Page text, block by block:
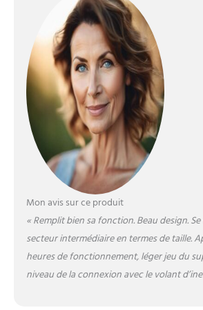
du corps ou
entraînement
muscles des
supérieurs et
Les poignées
de l'appareil
sont destinées
corps. Celles de
l'intérieur
machine
32 niveaux
différents
d'autres
Mon avis sur ce produit
« Remplit bien sa fonction. Beau design.
secteur intermédiaire en termes de taille.
heures de fonctionnement, léger jeu du
niveau de la connexion avec le volant